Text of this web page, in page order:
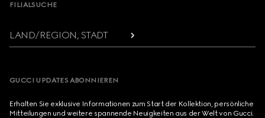
FILIALSUCHE
LAND/REGION, STADT
GUCCI UPDATES ABONNIEREN
Erhalten Sie exklusive Informationen zum Start der Kollektion, persönliche
Mitteilungen und weitere spannende Neuigkeiten aus der Welt von Gucci.